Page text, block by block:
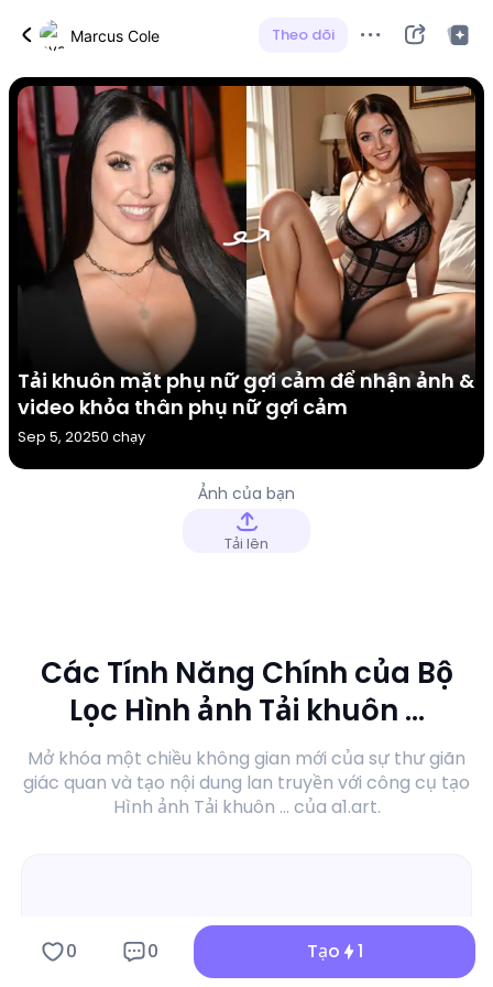
Marcus Cole Theo dõi
Tải khuôn mặt phụ nữ gợi cảm để nhận ảnh &
video khỏa thân phụ nữ gợi cảm
Sep 5, 20250 chạy
Ảnh của bạn
Tải lên
Các Tính Năng Chính của Bộ
Lọc Hình ảnh Tải khuôn ...
Mở khóa một chiều không gian mới của sự thư giãn
giác quan và tạo nội dung lan truyền với công cụ tạo
Hình ảnh Tải khuôn ... của a1.art.
0 0 Tạo 1